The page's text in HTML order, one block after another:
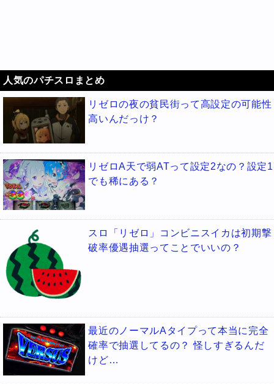
人気のパチスロまとめ
リゼロの夜の貧民街って高設定の可能性
高いんだっけ？
リゼロA天で弱ATって設定2なの？設定1
でも稀にある？
スロ「リゼロ」コンビニスイカは初期撃
破率優遇抽選ってことでいいの？
最近のノーマルAタイプって本当に完全
確率で抽選してるの？ 怪しすぎるんだ
けど…